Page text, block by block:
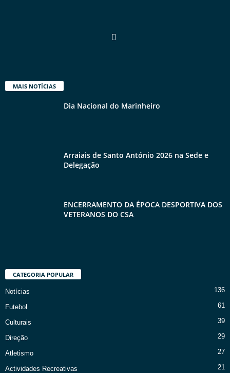
MAIS NOTÍCIAS
Dia Nacional do Marinheiro
Arraiais de Santo António 2026 na Sede e
Delegação
ENCERRAMENTO DA ÉPOCA DESPORTIVA DOS
VETERANOS DO CSA
CATEGORIA POPULAR
Notícias 136
Futebol 61
Culturais 39
Direção 29
Atletismo 27
Actividades Recreativas 21